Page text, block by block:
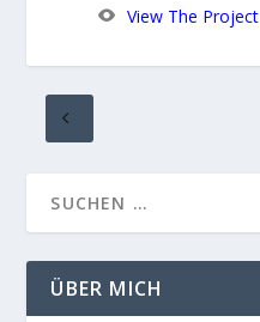
View The Project
ÜBER MICH